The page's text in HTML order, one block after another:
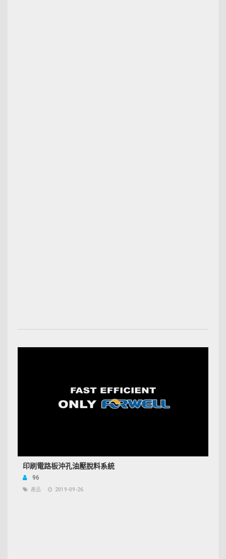
印刷電路板沖孔油壓脫料系統
96
產品 2019-09-26